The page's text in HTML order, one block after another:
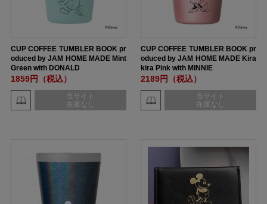
CUP COFFEE TUMBLER BOOK pr
oduced by JAM HOME MADE Mint
Green with DONALD
1859円（税込）
当サイト
在庫なし
CUP COFFEE TUMBLER BOOK pr
oduced by JAM HOME MADE Kira
kira Pink with MINNIE
2189円（税込）
当サイト
在庫なし